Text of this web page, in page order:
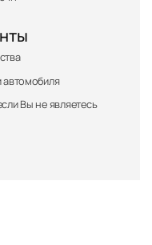
автомобиля
Вы не являетесь